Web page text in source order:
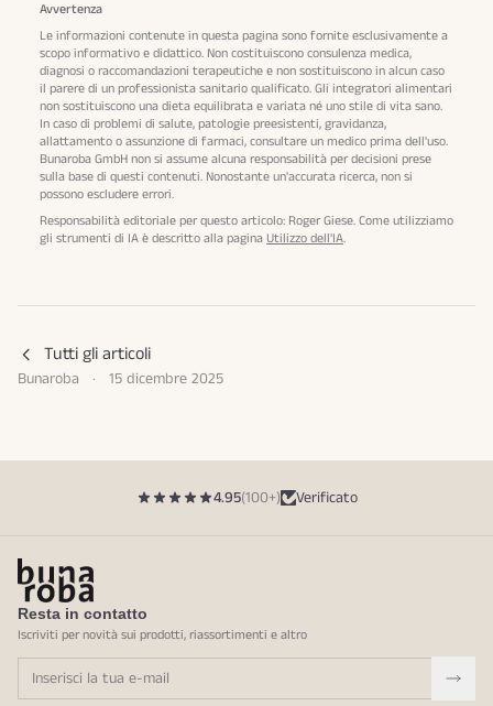
Avvertenza
Le informazioni contenute in questa pagina sono fornite esclusivamente a
scopo informativo e didattico. Non costituiscono consulenza medica,
diagnosi o raccomandazioni terapeutiche e non sostituiscono in alcun caso
il parere di un professionista sanitario qualificato. Gli integratori alimentari
non sostituiscono una dieta equilibrata e variata né uno stile di vita sano.
In caso di problemi di salute, patologie preesistenti, gravidanza,
allattamento o assunzione di farmaci, consultare un medico prima dell'uso.
Bunaroba GmbH non si assume alcuna responsabilità per decisioni prese
sulla base di questi contenuti. Nonostante un'accurata ricerca, non si
possono escludere errori.
Responsabilità editoriale per questo articolo: Roger Giese. Come utilizziamo
gli strumenti di IA è descritto alla pagina Utilizzo dell'IA.
Tutti gli articoli
Bunaroba · 15 dicembre 2025
4.95(100+) Verificato
Resta in contatto
Iscriviti per novità sui prodotti, riassortimenti e altro